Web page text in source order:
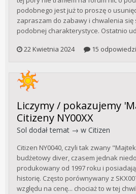
podobnego jest już to proszę o
zapraszam do zabawy i chwalenia się
podobnej charakterystyce. Ostatnio
22 Kwietnia 2024
15 odpowiedzi
Liczymy / pokazujemy
Citizeny NY00XX
Sol dodał temat → w Citizen
Citizen NY0040, czyli tak zwany
budżetowy diver, czasem jednak
produkowany od 1997 roku i
historię. Często porównywany z
względu na cenę... chociaż to w tej